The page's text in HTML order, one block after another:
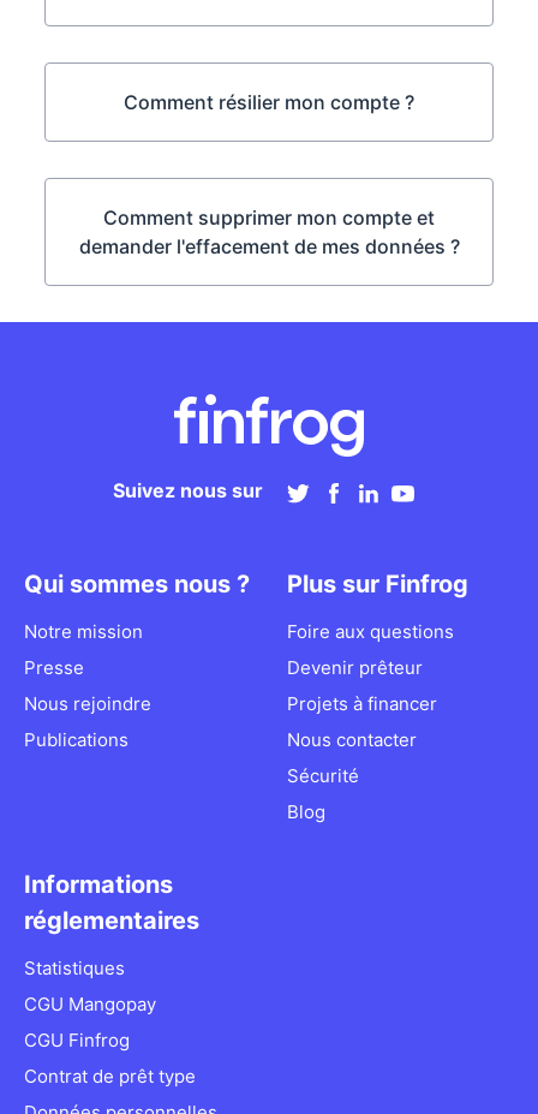
Comment résilier mon compte ?
Comment supprimer mon compte et
demander l'effacement de mes données ?
Suivez nous sur
Qui sommes nous ?
Notre mission
Presse
Nous rejoindre
Publications
Plus sur Finfrog
Foire aux questions
Devenir prêteur
Projets à financer
Nous contacter
Sécurité
Blog
Informations
réglementaires
Statistiques
CGU Mangopay
CGU Finfrog
Contrat de prêt type